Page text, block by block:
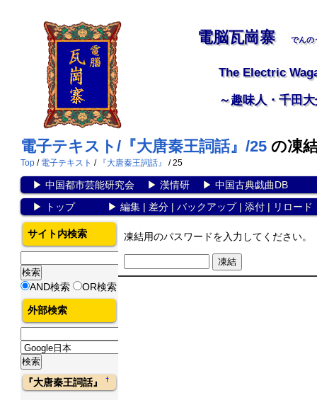
電脳瓦崗寨 でんの
The Electric
～趣味人・千田
電子テキスト/『大唐秦王詞話』/25 の凍
Top / 電子テキスト / 『大唐秦王詞話』 / 25
▶ 中国都市芸能研究会▶ 漢情研▶ 中国古典戯曲DB
▶
トップ▶ 編集| 差分| バックアップ| 添付| リロード
凍結用のパスワードを入力してください。
サイト内検索
AND検索 OR検索
外部検索
『大唐秦王詞話』†